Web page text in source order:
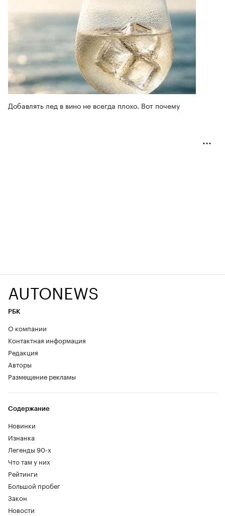
Добавлять лед в вино не всегда плохо. Вот почему
AUTONEWS
РБК
О компании
Контактная информация
Редакция
Авторы
Размещение рекламы
Содержание
Новинки
Изнанка
Легенды 90-х
Что там у них
Рейтинги
Большой пробег
Закон
Новости